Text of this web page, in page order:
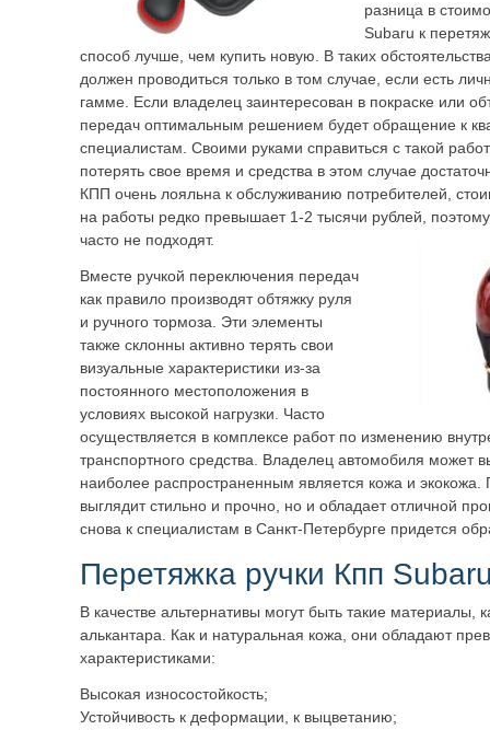
разница в
Subaru к
способ лучше, чем купить новую. В таких
должен проводиться только в том случае, если есть
гамме. Если владелец заинтересован в покраске или
передач оптимальным решением будет обращение к
специалистам. Своими руками справиться с такой
потерять свое время и средства в этом случае
КПП очень лояльна к обслуживанию потребителей,
на работы редко превышает 1-2 тысячи рублей,
часто не подходят.
Вместе ручкой переключения передач
как правило производят обтяжку руля
и ручного тормоза. Эти элементы
также склонны активно терять свои
визуальные характеристики из-за
постоянного местоположения в
условиях высокой нагрузки. Часто
осуществляется в комплексе работ по изменению
транспортного средства. Владелец автомобиля может
наиболее распространенным является кожа и экокожа.
выглядит стильно и прочно, но и обладает отличной
снова к специалистам в Санкт-Петербурге придется
Перетяжка ручки Кпп
В качестве альтернативы могут быть такие материалы,
алькантара. Как и натуральная кожа, они обладают
характеристиками:
Высокая износостойкость;
Устойчивость к деформации, к выцветанию;